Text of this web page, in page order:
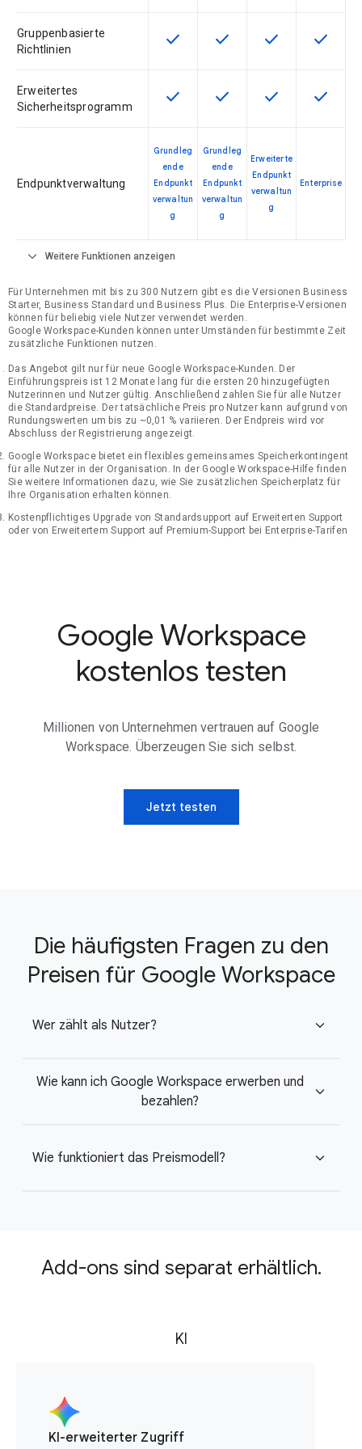
Gruppenbasierte
Richtlinien
Diese Funktion ist für die
check Diese Funktion ist für die
check Diese Funktion
check Diese
check
Erweitertes
Sicherheitsprogramm
Diese Funktion ist für die
check Diese Funktion ist für die
check Diese Funktion
check Diese
check
Endpunktverwaltung
Grundleg
ende
Endpunkt
verwaltun
g
Grundleg
ende
Endpunkt
verwaltun
g
Erweiterte
Endpunkt
verwaltun
g
Enterprise
expand_more Weitere Funktionen anzeigen
Für Unternehmen mit bis zu 300 Nutzern gibt es die Versionen Business
Starter, Business Standard und Business Plus. Die Enterprise-Versionen
können für beliebig viele Nutzer verwendet werden.
Google Workspace-Kunden können unter Umständen für bestimmte Zeit
zusätzliche Funktionen nutzen.
Das Angebot gilt nur für neue Google Workspace-Kunden. Der
Einführungspreis ist 12 Monate lang für die ersten 20 hinzugefügten
Nutzerinnen und Nutzer gültig. Anschließend zahlen Sie für alle Nutzer
die Standardpreise. Der tatsächliche Preis pro Nutzer kann aufgrund von
Rundungswerten um bis zu ~0,01 % variieren. Der Endpreis wird vor
Abschluss der Registrierung angezeigt.
Google Workspace bietet ein flexibles gemeinsames Speicherkontingent
für alle Nutzer in der Organisation. In der Google Workspace-Hilfe finden
Sie weitere Informationen dazu, wie Sie zusätzlichen Speicherplatz für
Ihre Organisation erhalten können.
Kostenpflichtiges Upgrade von Standardsupport auf Erweiterten Support
oder von Erweitertem Support auf Premium-Support bei Enterprise-Tarifen
Google Workspace
kostenlos testen
Millionen von Unternehmen vertrauen auf Google
Workspace. Überzeugen Sie sich selbst.
Jetzt testen
Die häufigsten Fragen zu den
Preisen für Google Workspace
Wer zählt als Nutzer? expand_more
Wie kann ich Google Workspace erwerben und
bezahlen?
expand_more
Wie funktioniert das Preismodell? expand_more
Add-ons sind separat erhältlich.
KI
KI-erweiterter Zugriff